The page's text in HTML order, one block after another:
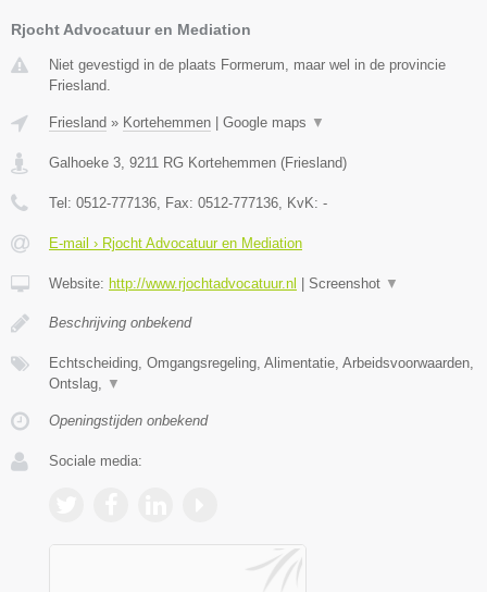
Rjocht Advocatuur en Mediation
Niet gevestigd in de plaats Formerum, maar wel in de provincie
Friesland.
Friesland » Kortehemmen Google maps ▼
Galhoeke 3 9211 RG Kortehemmen (Friesland)
Tel: 0512-777136 , Fax: 0512-777136 , KvK: -
E-mail › Rjocht Advocatuur en Mediation
Website: http://www.rjochtadvocatuur.nl Screenshot ▼
Beschrijving onbekend
Echtscheiding, Omgangsregeling, Alimentatie, Arbeidsvoorwaarden,
Ontslag,
▼
Openingstijden onbekend
Sociale media: